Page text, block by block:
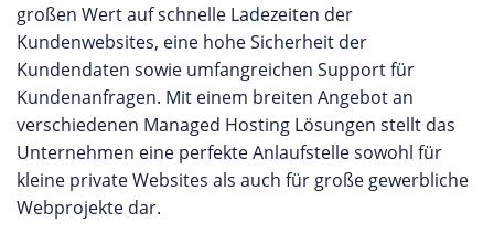
großen Wert auf schnelle Ladezeiten der
Kundenwebsites, eine hohe Sicherheit der
Kundendaten sowie umfangreichen Support für
Kundenanfragen. Mit einem breiten Angebot an
verschiedenen Managed Hosting Lösungen stellt das
Unternehmen eine perfekte Anlaufstelle sowohl für
kleine private Websites als auch für große gewerbliche
Webprojekte dar.